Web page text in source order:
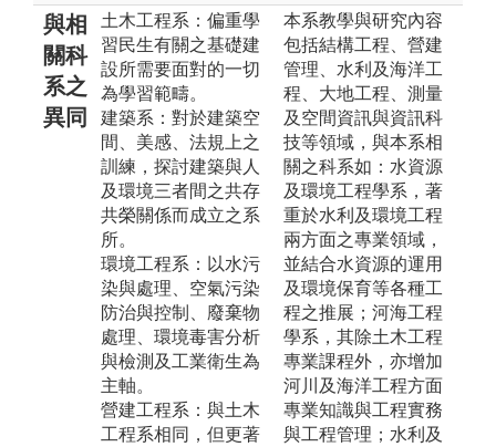
與相
關科
系之
異同
土木工程系：偏重學
習民生有關之基礎建
設所需要面對的一切
為學習範疇。
建築系：對於建築空
間、美感、法規上之
訓練，探討建築與人
及環境三者間之共存
共榮關係而成立之系
所。
環境工程系：以水污
染與處理、空氣污染
防治與控制、廢棄物
處理、環境毒害分析
與檢測及工業衛生為
主軸。
營建工程系：與土木
工程系相同，但更著
本系教學與研究內容
包括結構工程、營建
管理、水利及海洋工
程、大地工程、測量
及空間資訊與資訊科
技等領域，與本系相
關之科系如：水資源
及環境工程學系，著
重於水利及環境工程
兩方面之專業領域，
並結合水資源的運用
及環境保育等各種工
程之推展；河海工程
學系，其除土木工程
專業課程外，亦增加
河川及海洋工程方面
專業知識與工程實務
與工程管理；水利及